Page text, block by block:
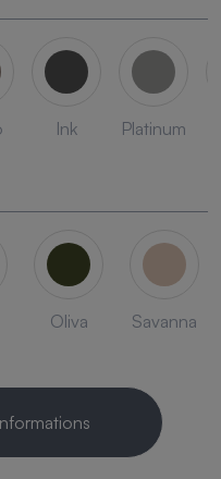
Ink Platinum
Oliva Savanna